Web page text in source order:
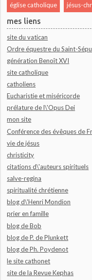
église catholique jésus-
mes liens
site du vatican
Ordre équestre du Saint-
génération Benoît XVI
site catholique
catholiens
Eucharistie et miséricorde
prélature de l\'Opus Dei
mon site
Conférence des évêques de
vie de jésus
christicity
citations d\'auteurs spirituels
salve-regina
spiritualité chrétienne
blog d\'Henri Mondion
prier en famille
blog de Bob
blog de P. de Plunkett
blog de Ph. Poydenot
le site cathonet
site de la Revue Kephas